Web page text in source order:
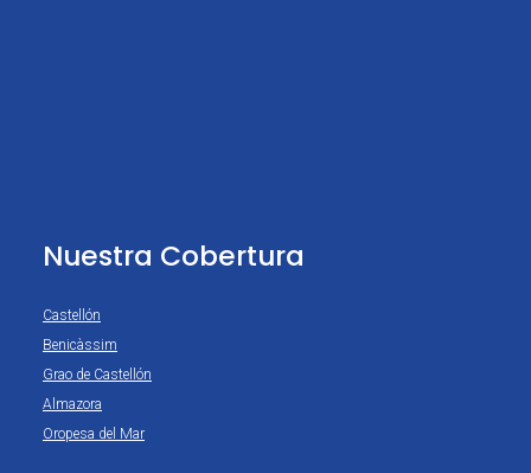
Nuestra Cobertura
Castellón
Benicàssim
Grao de Castellón
Almazora
Oropesa del Mar